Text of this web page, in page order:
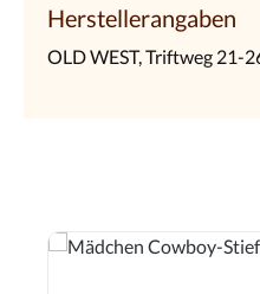
Herstellerangaben
OLD WEST, Triftweg 21-